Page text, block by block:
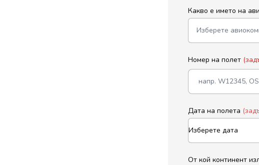
Какво е името на
Номер на полет
Дата на полета
От кой континент